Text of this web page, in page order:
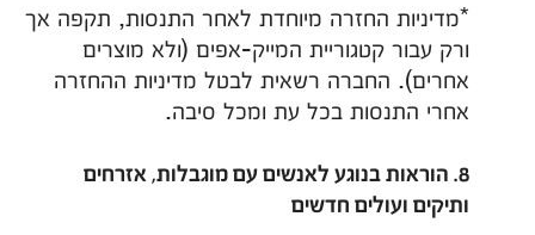
*מדיניות החזרה מיוחדת לאחר התנסות, תקפה אך
ורק עבור קטגוריית המייק-אפים (ולא מוצרים
אחרים). החברה רשאית לבטל מדיניות ההחזרה
אחרי התנסות בכל עת ומכל סיבה.
8. הוראות בנוגע לאנשים עם מוגבלות, אזרחים
ותיקים ועולים חדשים